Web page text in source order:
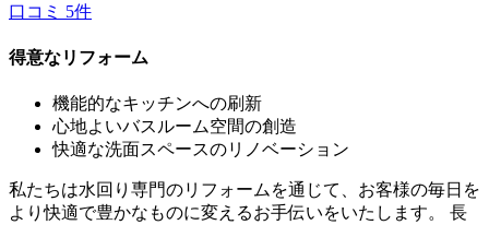
口コミ 5件
得意なリフォーム
機能的なキッチンへの刷新
心地よいバスルーム空間の創造
快適な洗面スペースのリノベーション
私たちは水回り専門のリフォームを通じて、お客様の毎日を
より快適で豊かなものに変えるお手伝いをいたします。 長